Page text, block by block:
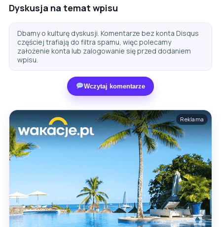
Dyskusja na temat wpisu
Dbamy o kulturę dyskusji. Komentarze bez konta Disqus
częściej trafiają do filtra spamu, więc polecamy
założenie konta lub zalogowanie się przed dodaniem
wpisu.
Wczytaj komentarze
Reklama